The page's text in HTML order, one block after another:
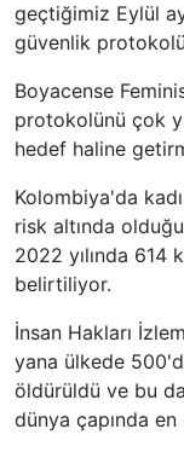
geçtiğimiz Eylül
güvenlik
Boyacense
protokolünü çok
hedef haline
Kolombiya'da
risk altında
2022 yılında 614
belirtiliyor.
İnsan Hakları
yana ülkede
öldürüldü ve bu
dünya çapında